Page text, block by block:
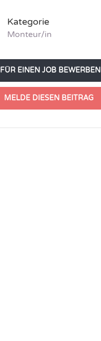
Kategorie
Monteur/in
FÜR EINEN JOB BEWERBEN
MELDE DIESEN BEITRAG